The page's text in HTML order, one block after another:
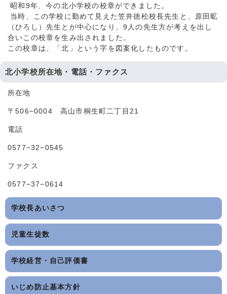
昭和9年、今の北小学校の校章ができました。
当時、この学校に勤めて見えた笠井徳松校長先生と、原田昿
（ひろし）先生とが中心になり、9人の先生方が考えを出し
合いこの校章を生み出されました。
この校章は、「北」という字を図案化したものです。
北小学校所在地・電話・ファクス
所在地
〒506−0004 高山市桐生町二丁目21
電話
0577−32−0545
ファクス
0577−37−0614
学校長あいさつ
児童生徒数
学校経営・自己評価書
いじめ防止基本方針